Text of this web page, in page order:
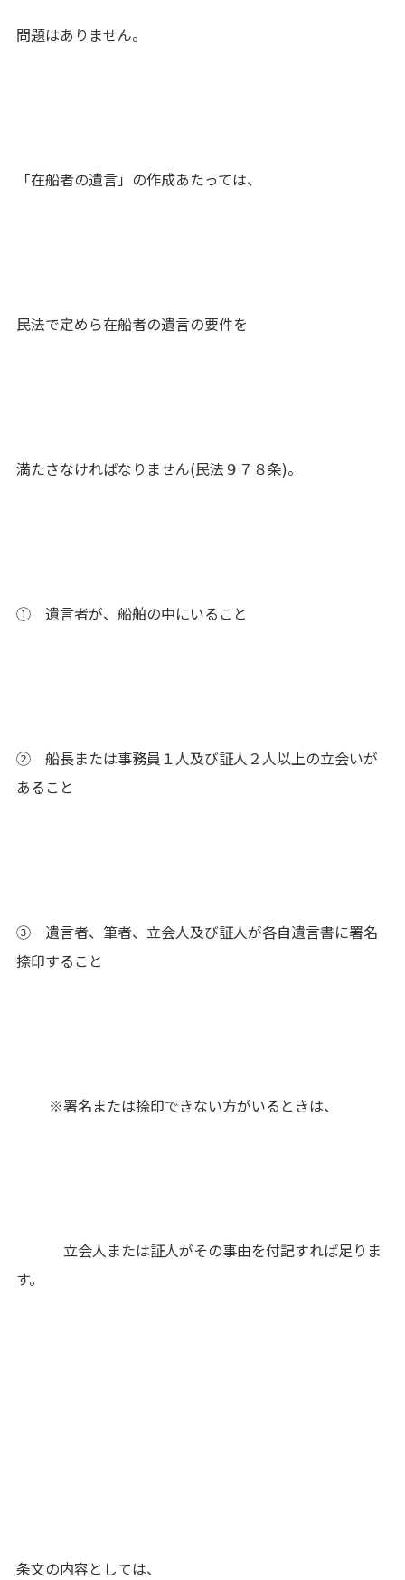
問題はありません。
「在船者の遺言」の作成あたっては、
民法で定めら在船者の遺言の要件を
満たさなければなりません(民法９７８条)。
① 遺言者が、船舶の中にいること
② 船長または事務員１人及び証人２人以上の立会いが
あること
③ 遺言者、筆者、立会人及び証人が各自遺言書に署名
捺印すること
※署名または捺印できない方がいるときは、
立会人または証人がその事由を付記すれば足りま
す。
条文の内容としては、